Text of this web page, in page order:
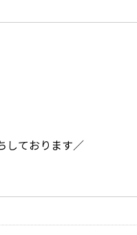
しております／